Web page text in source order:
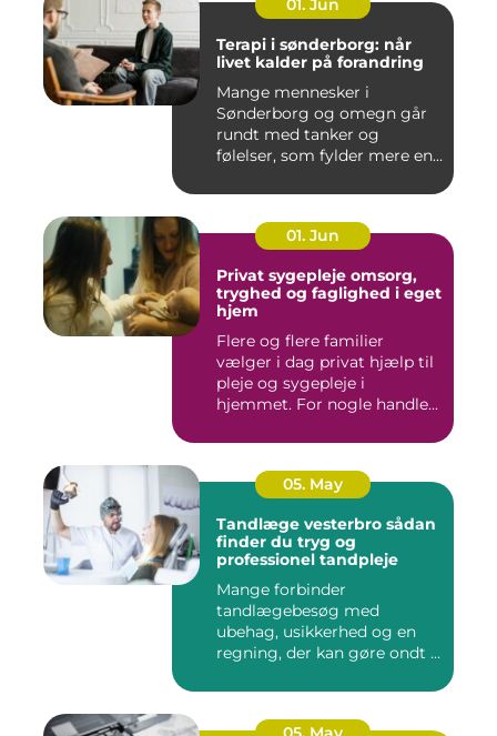
01. Jun
Terapi i sønderborg: når
livet kalder på forandring
Mange mennesker i
Sønderborg og omegn går
rundt med tanker og
følelser, som fylder mere end
01. Jun
Privat sygepleje omsorg,
tryghed og faglighed i eget
hjem
Flere og flere familier
vælger i dag privat hjælp til
pleje og sygepleje i
hjemmet. For nogle handle...
05. May
Tandlæge vesterbro sådan
finder du tryg og
professionel tandpleje
Mange forbinder
tandlægebesøg med
ubehag, usikkerhed og en
regning, der kan gøre ondt i